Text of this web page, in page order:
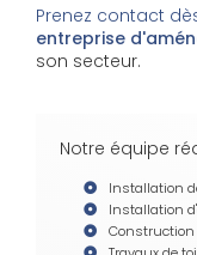
Prenez contact
entreprise
son secteur.
Notre équipe
Installation
Installation